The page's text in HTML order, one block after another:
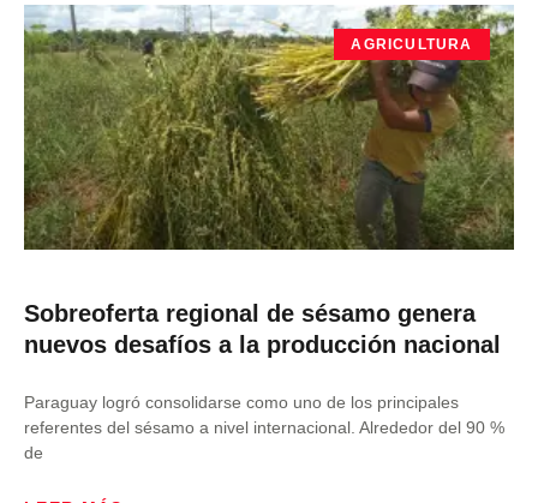
AGRICULTURA
Sobreoferta regional de sésamo genera
nuevos desafíos a la producción nacional
Paraguay logró consolidarse como uno de los principales
referentes del sésamo a nivel internacional. Alrededor del 90 %
de